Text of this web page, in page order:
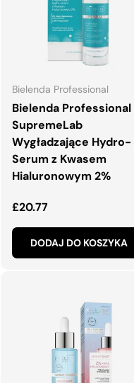
Bielenda Professional
Bielenda Professional
SupremeLab
Wygładzające Hydro-
Serum z Kwasem
Hialuronowym 2%
Normalna cena
£20.77
DODAJ DO KOSZYKA